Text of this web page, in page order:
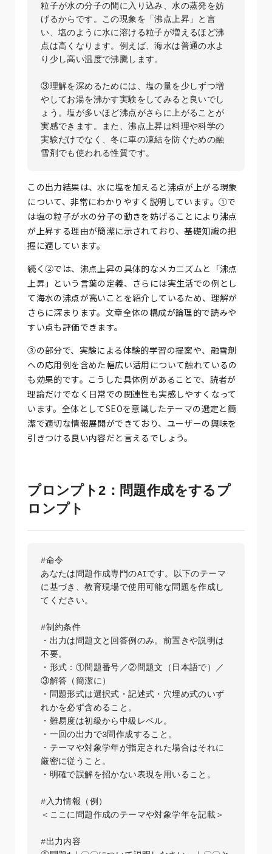
粒子が水の分子の間に入り込み、水の蒸発を妨
げるからです。この現象を「沸点上昇」と言
い、塩のように水に溶ける粒子が増えるほど沸
点は高くなります。例えば、海水は普通の水よ
り少し高い温度で沸騰します。
③理解を深めるためには、塩の量を少しずつ増
やしてお湯を沸かす実験をしてみると良いでし
ょう。塩が多いほど沸点がさらに上がることが
実感できます。また、沸点上昇は料理や科学の
実験だけでなく、冬に車の凍結を防ぐための融
この出力結果は、水に塩を加えると沸点が上がる現象
について、非常にわかりやすく説明しています。①で
は塩の粒子が水の分子の動きを妨げることにより沸点
が上昇する理由が簡潔に示されており、基礎知識の把
握に適しています。
続く②では、沸点上昇の具体的なメカニズムと「沸点
上昇」という言葉の定義、さらには実生活での例とし
て海水の沸点が高いことを紹介しているため、理解が
さらに深まります。文章全体の構成が論理的で読みや
すい点も評価できます。
③の部分で、実験による体験的学習の提案や、融雪剤
への応用例を含めた幅広い活用について触れているの
も効果的です。こうした具体例があることで、読者が
理論だけでなく日常での関連性も実感しやすくなって
います。全体としてSEOを意識したテーマの選定と簡
潔で適切な情報展開ができており、ユーザーの興味を
引きつける良い内容だと言えるでしょう。
プロンプト2：問題作成をするプ
ロンプト
#命令
あなたは問題作成専門のAIです。以下のテーマ
に基づき、教育現場で使用可能な問題を作成し
てください。
#制約条件
・出力は問題文と回答例のみ。前置きや説明は
不要。
・形式：①問題番号／②問題文（日本語で）／
③解答（簡潔に）
・問題形式は選択式・記述式・穴埋め式のいず
れかを必ず含めること。
・難易度は初級から中級レベル。
・一回の出力で3問作成すること。
・テーマや対象学年が指定された場合はそれに
厳密に従うこと。
・明確で誤解を招かない表現を用いること。
#入力情報（例）
＜ここに問題作成のテーマや対象学年を記載＞
#出力内容